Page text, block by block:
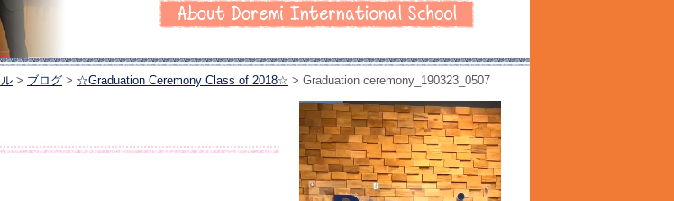
> ブログ > ☆Graduation Ceremony Class of 2018☆ > Graduation ceremony_190323_0507